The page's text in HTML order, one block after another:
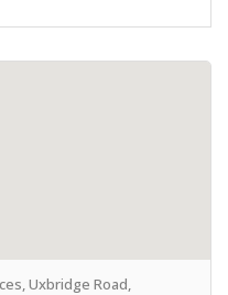
Uxbridge Road,